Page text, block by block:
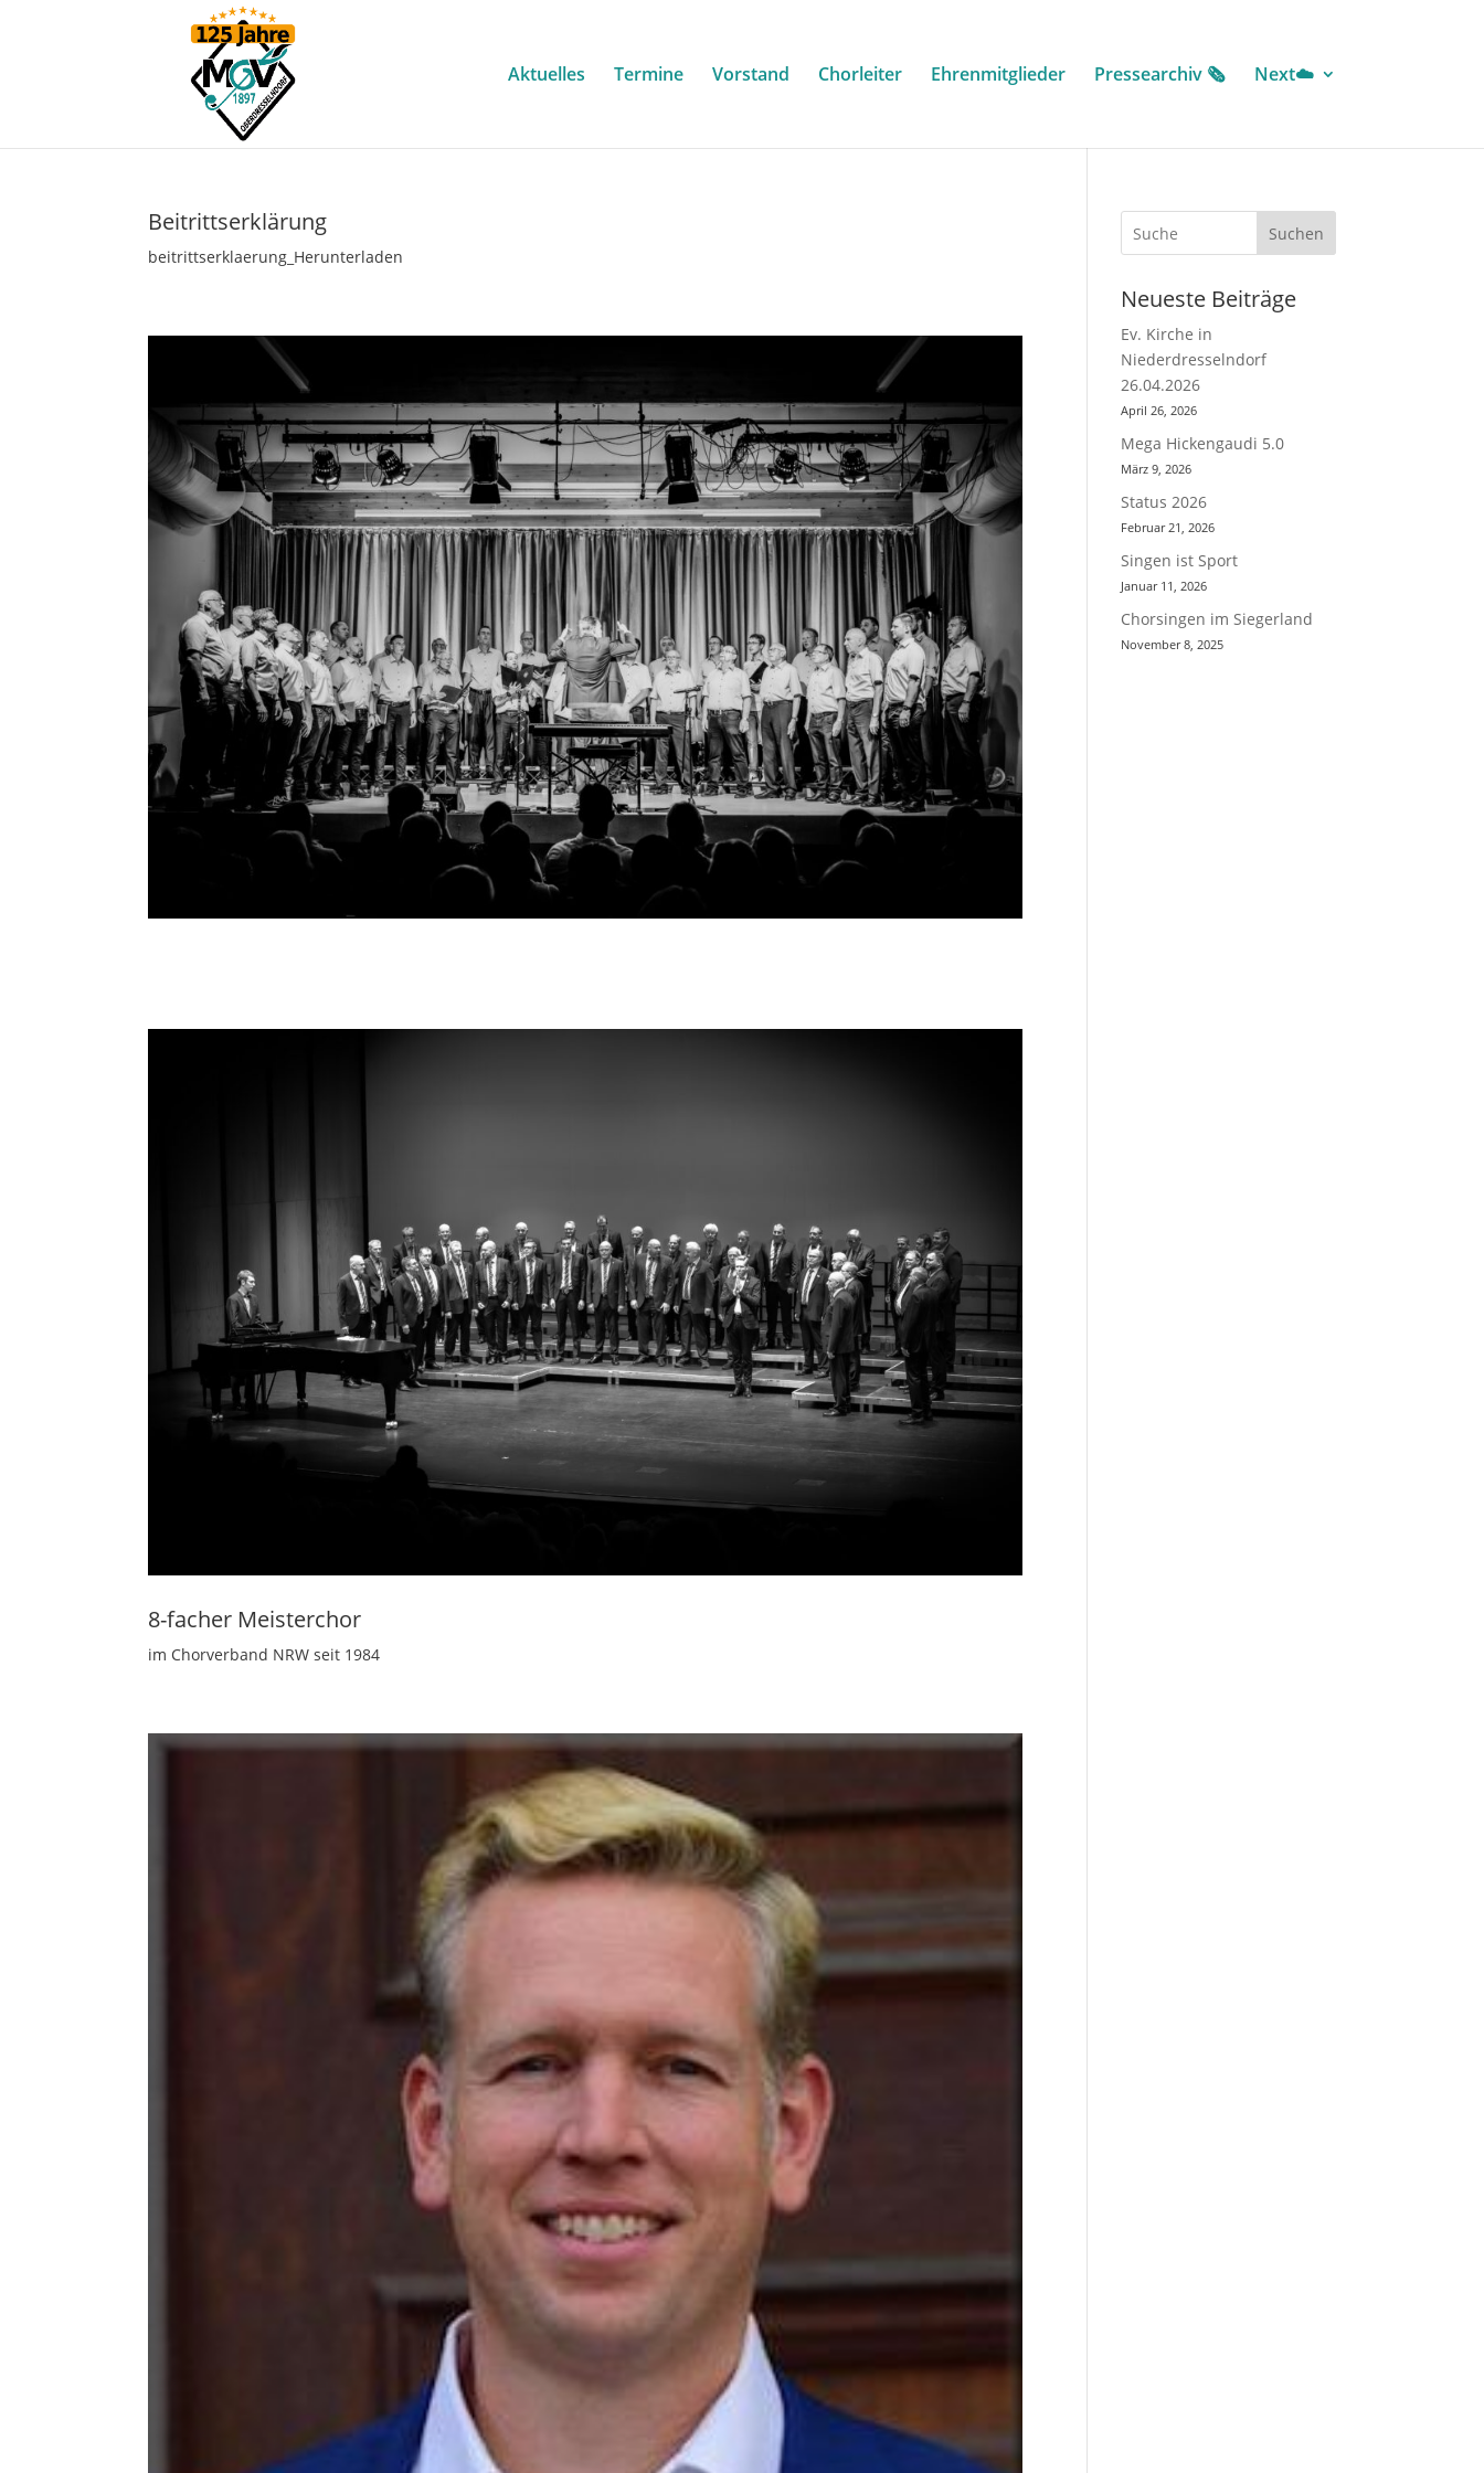
Aktuelles Termine Vorstand Chorleiter Ehrenmitglieder Pressearchiv 🗞️ Next☁️
Beitrittserklärung
beitrittserklaerung_Herunterladen
8-facher Meisterchor
im Chorverband NRW seit 1984
Suchen
Neueste Beiträge
Ev. Kirche in
Niederdresselndorf
26.04.2026
April 26, 2026
Mega Hickengaudi 5.0
März 9, 2026
Status 2026
Februar 21, 2026
Singen ist Sport
Januar 11, 2026
Chorsingen im Siegerland
November 8, 2025